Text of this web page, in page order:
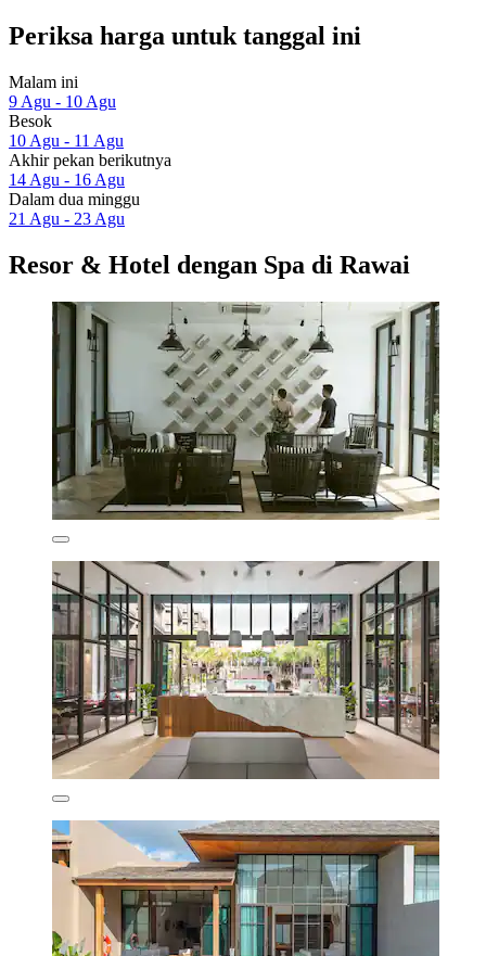
Periksa harga untuk tanggal ini
Malam ini
9 Agu - 10 Agu
Besok
10 Agu - 11 Agu
Akhir pekan berikutnya
14 Agu - 16 Agu
Dalam dua minggu
21 Agu - 23 Agu
Resor & Hotel dengan Spa di Rawai